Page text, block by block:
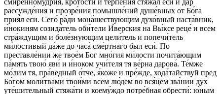
рассужде́ния и прозре́ния помышле́ний душе́вных от Бо́га
прия́л еси. Сего́ ра́ди мона́шествующим духо́вный наста́вник,
и́нокиням созида́тель оби́тели И́верския на Вы́ксе реце́ и всем
стра́ждущим и боле́знующим цели́тель и попечи́тель
ми́лостивый да́же до часа́ сме́ртнаго был еси́. По
преставле́нии же твое́м Бог мно́гия ми́лости почита́ющим
па́мять твою́ яви́ и и́ноком учи́теля тя ве́рна дарова́. Те́мже
мо́лим тя, пра́ведный о́тче, я́коже и пре́жде, хода́тайствуй пред
Бо́гом моли́твами твои́ми всем лю́дем во вся́цем зва́нии дух
уте́шительный стяжа́ти и коему́ждо потре́бная обрести́: ю́ным